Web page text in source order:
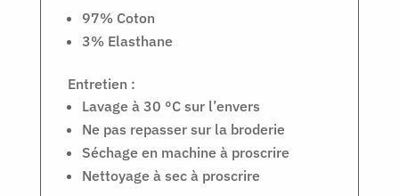
97% Coton
3% Elasthane
Entretien :
Lavage à 30 °C sur l’envers
Ne pas repasser sur la broderie
Séchage en machine à proscrire
Nettoyage à sec à proscrire